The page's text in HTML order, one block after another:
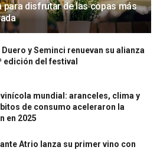
para disfrutar de las copas más
Duero y Seminci renuevan su alianza
edición del festival
mundial: aranceles, clima y
de consumo aceleraron la
en 2025
Atrio lanza su primer vino con